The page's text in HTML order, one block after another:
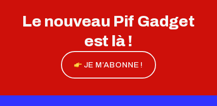
Le nouveau Pif Gadget
est là !
JE M’ABONNE !